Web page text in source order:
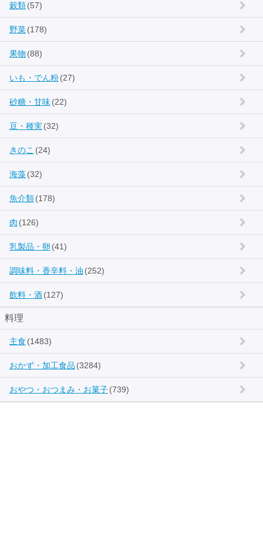
穀類(57)
野菜(178)
果物 (88)
いも・でん粉(27)
砂糖・甘味(22)
豆・種実(32)
きのこ (24)
海藻(32)
魚介類(178)
肉 (126)
乳製品・卵 (41)
調味料・香辛料・油 (252)
飲料・酒(127)
料理
主食 (1483)
おかず・加工食品 (3284)
おやつ・おつまみ・お菓子(739)